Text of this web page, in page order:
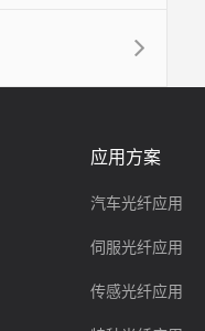
应用方案
汽车光纤应用
伺服光纤应用
传感光纤应用